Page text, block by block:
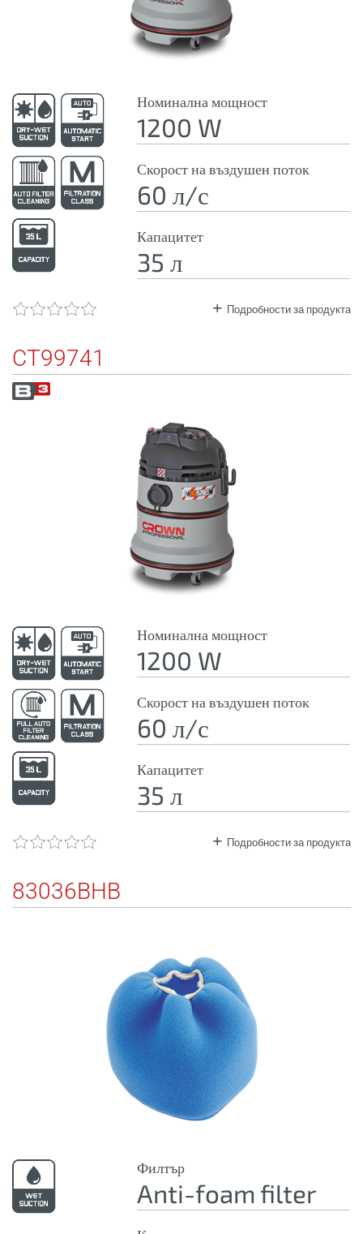
Номинална мощност
1200 W
Скорост на въздушен поток
60 л/с
Капацитет
35 л
Подробности за продукта
CT99741
Номинална мощност
1200 W
Скорост на въздушен поток
60 л/с
Капацитет
35 л
Подробности за продукта
83036BHB
Филтър
Anti-foam filter